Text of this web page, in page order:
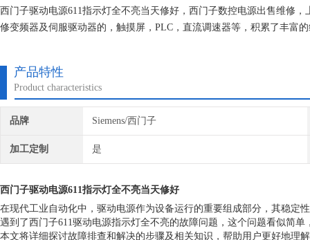
西门子驱动电源611指示灯全不亮当天修好，西门子数控电源出售维修
修变频器及伺服驱动器的，触摸屏，PLC，直流调速器等，积累了丰富
产品特性
Product characteristics
品牌 Siemens/西门子
加工定制 是
西门子驱动电源611指示灯全不亮当天修好
在现代工业自动化中，驱动电源作为设备运行的重要组成部分，其稳定
遇到了西门子611驱动电源指示灯全不亮的故障问题，这个问题看似简
本文将详细探讨故障排查和解决的步骤及相关知识，帮助用户更好地理